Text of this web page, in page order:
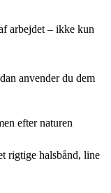
arbejdet – ikke kun
anvender du dem
efter naturen
rigtige halsbånd, line